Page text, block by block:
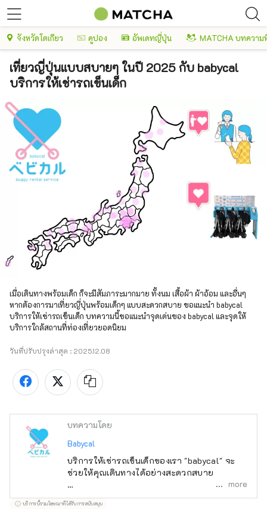
จังหวัดโตเกียว คูปอง อัพเดทญี่ปุ่น MATCHA บทความ
เที่ยวญี่ปุ่นแบบสบายๆ ในปี 2025 กับ babycal
บริการให้เช่ารถเข็นเด็ก
เมื่อเดินทางพร้อมเด็ก ก็จะมีสัมภาระมากมาย ทั้งนม เสื้อผ้า ผ้าอ้อม และอื่นๆ
หากต้องการมาเที่ยวญี่ปุ่นพร้อมเด็กๆ แบบสะดวกสบาย ขอแนะนำ babycal
บริการให้เช่ารถเข็นเด็ก บทความนี้ขอแนะนำจุดเด่นของ babycal และจุดให้
บริการใกล้สถานที่ท่องเที่ยวยอดนิยม
วันที่ปรับปรุงล่าสุด : 2025.12.08
บทความโดย
Babycal
บริการให้เช่ารถเข็นเด็กของเรา "babycal" จะ
ช่วยให้คุณเดินทางได้อย่างสะดวกสบาย
บริการจองเช่ารถเข็นเด็กออนไลน์ "babycal"
เป็นบริการที่ดำเนินการโดย JR East Group ที่
more
บริการนี้รวมโฆษณาที่ได้รับการสนับสนุน